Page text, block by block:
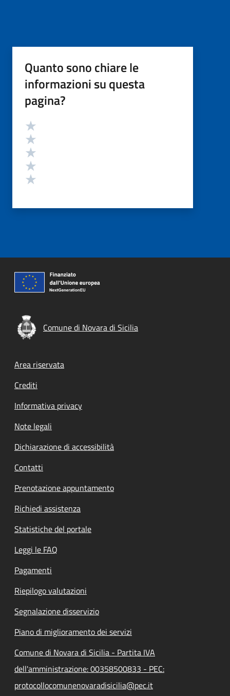
Quanto sono chiare le
informazioni su questa
pagina?
Valutazione
Comune di Novara di Sicilia
Footer menu
Area riservata
Crediti
Informativa privacy
Note legali
Dichiarazione di accessibilità
Contatti
Prenotazione appuntamento
Richiedi assistenza
Statistiche del portale
Leggi le FAQ
Pagamenti
Riepilogo valutazioni
Segnalazione disservizio
Piano di miglioramento dei servizi
Comune di Novara di Sicilia - Partita IVA
dell'amministrazione: 00358500833 - PEC:
protocollocomunenovaradisicilia@pec.it